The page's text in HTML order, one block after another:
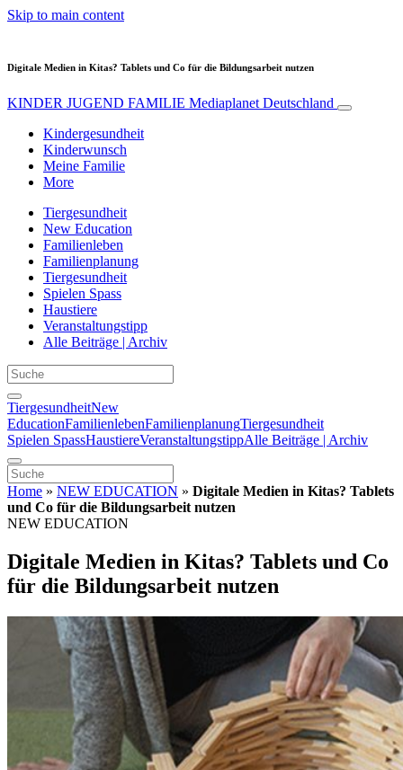
Skip to main content
Digitale Medien in Kitas? Tablets und Co für die Bildungsarbeit nutzen
KINDER JUGEND FAMILIE Mediaplanet Deutschland
Kindergesundheit
Kinderwunsch
Meine Familie
More
Tiergesundheit
New Education
Familienleben
Familienplanung
Tiergesundheit
Spielen Spass
Haustiere
Veranstaltungstipp
Alle Beiträge | Archiv
TiergesundheitNew
EducationFamilienlebenFamilienplanungTiergesundheit
Spielen SpassHaustiereVeranstaltungstippAlle Beiträge | Archiv
Home » NEW EDUCATION » Digitale Medien in Kitas? Tablets
und Co für die Bildungsarbeit nutzen
NEW EDUCATION
Digitale Medien in Kitas? Tablets und Co
für die Bildungsarbeit nutzen